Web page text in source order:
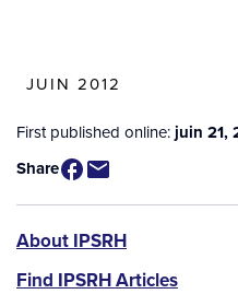
JUIN 2012
First published online:juin 21,
Share
IPSRH
About IPSRH
Find IPSRH Articles